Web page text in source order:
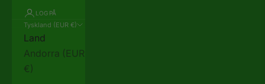
LOG PÅ
Tyskland (EUR €)
Land
Andorra (EUR
€)